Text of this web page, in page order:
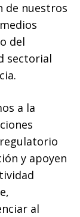
de nuestros
del
sectorial
a la
y apoyen
al